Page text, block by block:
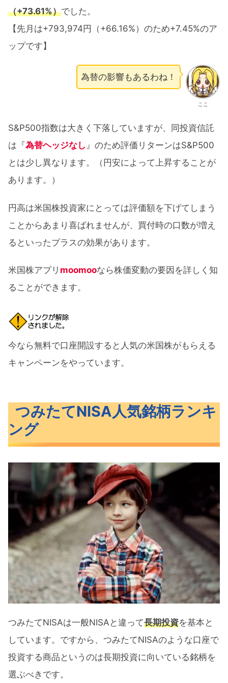
（+73.61%）でした。
【先月は+793,974円（+66.16%）のため+7.45%のア
ップです】
ここ
為替の影響もあるわね！
S&P500指数は大きく下落していますが、同投資信託
は『為替ヘッジなし 』のため評価リターンはS&P500
とは少し異なります。（円安によって上昇することが
あります。）
円高は米国株投資家にとっては評価額を下げてしまう
ことからあまり喜ばれませんが、買付時の口数が増え
るといったプラスの効果があります。
米国株アプリ moomooなら株価変動の要因を詳しく知
ることができます。
今なら無料で口座開設すると人気の米国株がもらえる
キャンペーンをやっています。
つみたてNISA人気銘柄ランキ
ング
つみたてNISAは一般NISAと違って長期投資を基本と
しています。ですから、つみたてNISAのような口座で
投資する商品というのは長期投資に向いている銘柄を
選ぶべきです。